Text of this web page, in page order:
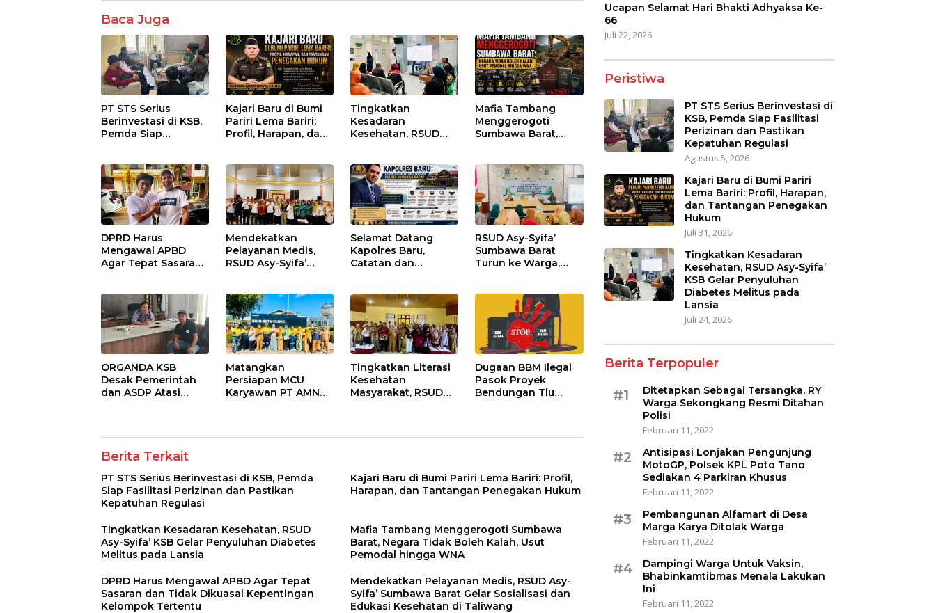
Baca Juga
PT STS Serius
Berinvestasi di KSB,
Pemda Siap
Kepatuhan Regulasi
Kajari Baru di Bumi
Pariri Lema Bariri:
Profil, Harapan, dan
Tingkatkan
Kesadaran
Kesehatan, RSUD
Diabetes Melitus
pada Lansia
Mafia Tambang
Menggerogoti
Sumbawa Barat,
hingga WNA
DPRD Harus
Mengawal APBD
Agar Tepat Sasaran
Kelompok Tertentu
Mendekatkan
Pelayanan Medis,
RSUD Asy-Syifa’
Edukasi Kesehatan
di Taliwang
Selamat Datang
Kapolres Baru,
Catatan dan
Sumbawa Barat
RSUD Asy-Syifa’
Sumbawa Barat
Turun ke Warga,
Transparan
ORGANDA KSB
Desak Pemerintah
dan ASDP Atasi
Matangkan
Persiapan MCU
Karyawan PT AMNT,
Tingkatkan Literasi
Kesehatan
Masyarakat, RSUD
Penyuluhan
Dugaan BBM Ilegal
Pasok Proyek
Bendungan Tiu
Berita Terkait
PT STS Serius Berinvestasi di KSB, Pemda
Siap Fasilitasi Perizinan dan Pastikan
Kepatuhan Regulasi
Kajari Baru di Bumi Pariri Lema Bariri: Profil,
Harapan, dan Tantangan Penegakan Hukum
Tingkatkan Kesadaran Kesehatan, RSUD
Asy-Syifa’ KSB Gelar Penyuluhan Diabetes
Melitus pada Lansia
Mafia Tambang Menggerogoti Sumbawa
Barat, Negara Tidak Boleh Kalah, Usut
Pemodal hingga WNA
DPRD Harus Mengawal APBD Agar Tepat
Sasaran dan Tidak Dikuasai Kepentingan
Kelompok Tertentu
Mendekatkan Pelayanan Medis, RSUD Asy-
Syifa’ Sumbawa Barat Gelar Sosialisasi dan
Edukasi Kesehatan di Taliwang
Ucapan Selamat Hari Bhakti Adhyaksa Ke-
66
Juli 22, 2026
Peristiwa
PT STS Serius Berinvestasi di
KSB, Pemda Siap Fasilitasi
Perizinan dan Pastikan
Kepatuhan Regulasi
Agustus 5, 2026
Kajari Baru di Bumi Pariri
Lema Bariri: Profil, Harapan,
dan Tantangan Penegakan
Hukum
Juli 31, 2026
Tingkatkan Kesadaran
Kesehatan, RSUD Asy-Syifa’
KSB Gelar Penyuluhan
Diabetes Melitus pada
Lansia
Juli 24, 2026
Berita Terpopuler
#1
Ditetapkan Sebagai Tersangka, RY
Warga Sekongkang Resmi Ditahan
Polisi
Februari 11, 2022
#2
Antisipasi Lonjakan Pengunjung
MotoGP, Polsek KPL Poto Tano
Sediakan 4 Parkiran Khusus
Februari 11, 2022
#3
Pembangunan Alfamart di Desa
Marga Karya Ditolak Warga
Februari 11, 2022
#4
Dampingi Warga Untuk Vaksin,
Bhabinkamtibmas Menala Lakukan
Ini
Februari 11, 2022